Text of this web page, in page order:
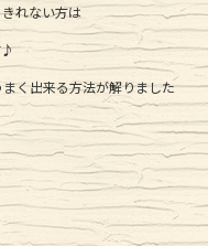
れない方は
♪
く出来る方法が解りました